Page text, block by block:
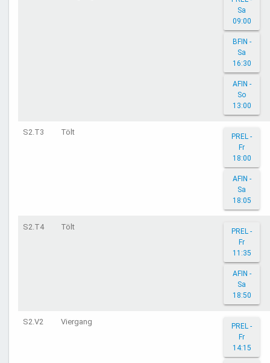
Sa
09:00
BFIN -
Sa
16:30
AFIN -
So
13:00
S2.T3 Tölt
PREL -
Fr
18:00
AFIN -
Sa
18:05
S2.T4 Tölt
PREL -
Fr
11:35
AFIN -
Sa
18:50
S2.V2 Viergang
PREL -
Fr
14:15